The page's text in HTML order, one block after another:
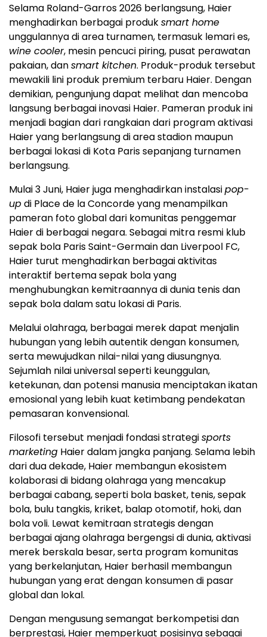
Selama Roland-Garros 2026 berlangsung, Haier
menghadirkan berbagai produksmart home
unggulannya di area turnamen, termasuk lemari es,
wine cooler, mesin pencuci piring, pusat perawatan
pakaian, dansmart kitchen. Produk-produk tersebut
mewakili lini produk premium terbaru Haier. Dengan
demikian, pengunjung dapat melihat dan mencoba
langsung berbagai inovasi Haier. Pameran produk ini
menjadi bagian dari rangkaian dari program aktivasi
Haier yang berlangsung di area stadion maupun
berbagai lokasi di Kota Paris sepanjang turnamen
berlangsung.
Mulai 3 Juni, Haier juga menghadirkan instalasipop-
updi Place de la Concorde yang menampilkan
pameran foto global dari komunitas penggemar
Haier di berbagai negara. Sebagai mitra resmi klub
sepak bola Paris Saint-Germain dan Liverpool FC,
Haier turut menghadirkan berbagai aktivitas
interaktif bertema sepak bola yang
menghubungkan kemitraannya di dunia tenis dan
sepak bola dalam satu lokasi di Paris.
Melalui olahraga, berbagai merek dapat menjalin
hubungan yang lebih autentik dengan konsumen,
serta mewujudkan nilai-nilai yang diusungnya.
Sejumlah nilai universal seperti keunggulan,
ketekunan, dan potensi manusia menciptakan ikatan
emosional yang lebih kuat ketimbang pendekatan
pemasaran konvensional.
Filosofi tersebut menjadi fondasi strategisports
marketing Haier dalam jangka panjang. Selama lebih
dari dua dekade, Haier membangun ekosistem
kolaborasi di bidang olahraga yang mencakup
berbagai cabang, seperti bola basket, tenis, sepak
bola, bulu tangkis, kriket, balap otomotif, hoki, dan
bola voli. Lewat kemitraan strategis dengan
berbagai ajang olahraga bergengsi di dunia, aktivasi
merek berskala besar, serta program komunitas
yang berkelanjutan, Haier berhasil membangun
hubungan yang erat dengan konsumen di pasar
global dan lokal.
Dengan mengusung semangat berkompetisi dan
berprestasi, Haier memperkuat posisinya sebagai